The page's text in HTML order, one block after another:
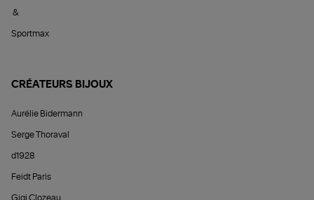
&
Sportmax
CRÉATEURS BIJOUX
Aurélie Bidermann
Serge Thoraval
d1928
Feidt Paris
Gigi Clozeau